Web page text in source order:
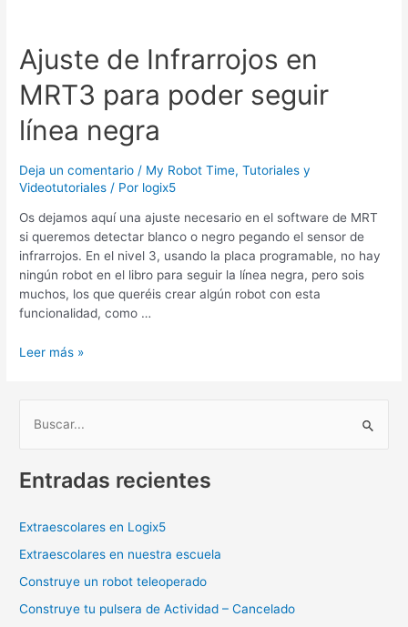
Ajuste de Infrarrojos en
MRT3 para poder seguir
línea negra
Deja un comentario / My Robot Time,Tutoriales y
Videotutoriales / Por logix5
Os dejamos aquí una ajuste necesario en el software de MRT
si queremos detectar blanco o negro pegando el sensor de
infrarrojos. En el nivel 3, usando la placa programable, no hay
ningún robot en el libro para seguir la línea negra, pero sois
muchos, los que queréis crear algún robot con esta
funcionalidad, como …
Leer más »
s
a
r
p
Entradas recientes
Extraescolares en Logix5
Extraescolares en nuestra escuela
Construye un robot teleoperado
Construye tu pulsera de Actividad – Cancelado